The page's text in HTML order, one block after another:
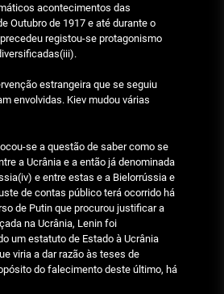
acontecimentos das
Outubro de 1917 e até durante o
registou-se protagonismo
estrangeira que se seguiu
envolvidas. Kiev mudou várias
se a questão de saber como se
a Ucrânia e a então já denominada
e entre estas e a Bielorrússia e
de contas público terá ocorrido há
de Putin que procurou justificar a
na Ucrânia, Lenin foi
um estatuto de Estado à Ucrânia
viria a dar razão às teses de
do falecimento deste último, há